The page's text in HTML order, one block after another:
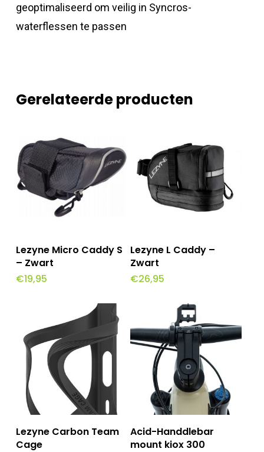
geoptimaliseerd om veilig in Syncros-
waterflessen te passen
Gerelateerde producten
Toevoegen Aan
Winkelwagen
Lezyne Micro Caddy S
– Zwart
€19,95
Toevoegen Aan
Winkelwagen
Lezyne L Caddy –
Zwart
€26,95
Toevoegen Aan
Lezyne Carbon Team
Cage
Toevoegen Aan
Winkelwagen
Acid-Handdlebar
mount kiox 300